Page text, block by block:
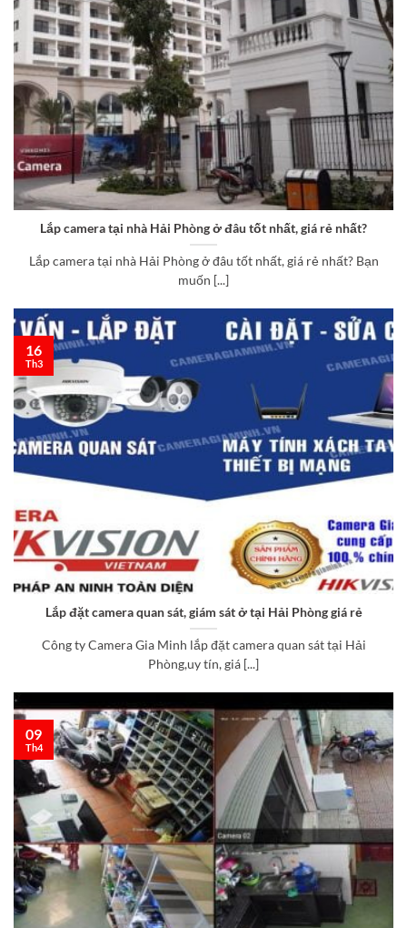
Lắp camera tại nhà Hải Phòng ở đâu tốt nhất, giá rẻ nhất?
Lắp camera tại nhà Hải Phòng ở đâu tốt nhất, giá rẻ nhất? Bạn
muốn [...]
Lắp đặt camera quan sát, giám sát ở tại Hải Phòng giá rẻ
Công ty Camera Gia Minh lắp đặt camera quan sát tại Hải
Phòng,uy tín, giá [...]
16
Th3
09
Th4